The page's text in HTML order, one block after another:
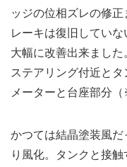
ッジの位相ズレの修
レーキは復旧してい
大幅に改善出来ました
ステアリング付近と
メーターと台座部分
かつては結晶塗装風
り風化。タンクと接